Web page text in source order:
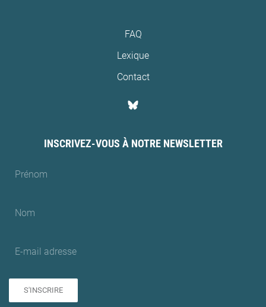
FAQ
Lexique
Contact
INSCRIVEZ-VOUS À NOTRE NEWSLETTER
S'INSCRIRE